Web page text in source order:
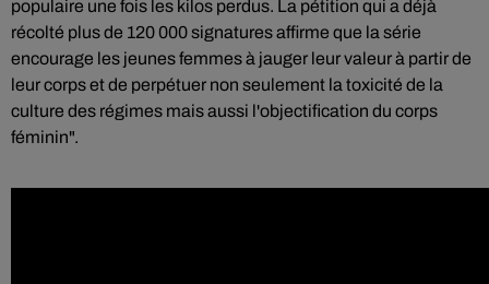
populaire une fois les kilos perdus. La pétition qui a déjà
récolté plus de 120 000 signatures affirme que la série
encourage les jeunes femmes à jauger leur valeur à partir de
leur corps et de perpétuer non seulement la toxicité de la
culture des régimes mais aussi l'objectification du corps
féminin".